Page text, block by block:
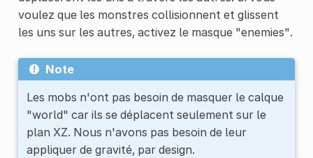
voulez que les monstres collisionnent et glissent
les uns sur les autres, activez le masque "enemies".
Note
Les mobs n'ont pas besoin de masquer le calque
"world" car ils se déplacent seulement sur le
plan XZ. Nous n'avons pas besoin de leur
appliquer de gravité, par design.